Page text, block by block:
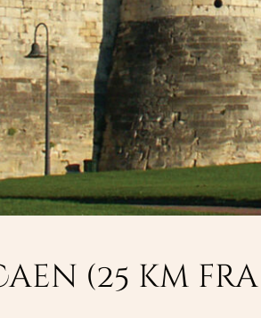
(25 km